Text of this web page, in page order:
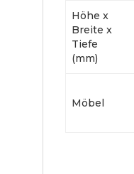
Höhe x
Breite x
Tiefe
(mm)
Möbel